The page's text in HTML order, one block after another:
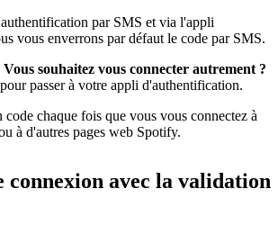
par SMS et via l'appli
vous enverrons par défaut le code par SMS.
Vous souhaitez vous connecter autrement ?
passer à votre appli d'authentification.
code chaque fois que vous vous connectez à
à d'autres pages web Spotify.
connexion avec la validation